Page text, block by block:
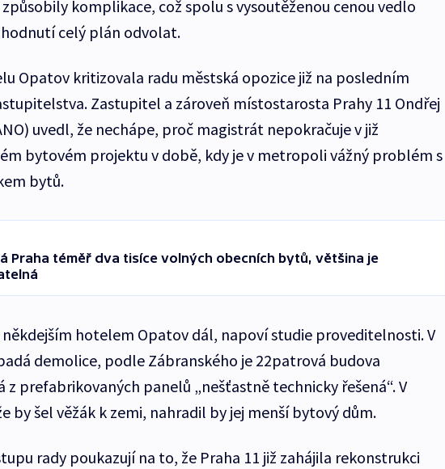
komplikace, což spolu s vysoutěženou cenou vedlo
celý plán odvolat.
Opatov kritizovala radu městská opozice již na posledním
Zastupitel a zároveň místostarosta Prahy 11 Ondřej
uvedl, že nechápe, proč magistrát nepokračuje v již
bytovém projektu v době, kdy je v metropoli vážný problém s
bytů.
Praha téměř dva tisíce volných obecních bytů, většina je
někdejším hotelem Opatov dál, napoví studie proveditelnosti. V
demolice, podle Zábranského je 22patrová budova
z prefabrikovaných panelů „nešťastně technicky řešená“. V
by šel věžák k zemi, nahradil by jej menší bytový dům.
rady poukazují na to, že Praha 11 již zahájila rekonstrukci